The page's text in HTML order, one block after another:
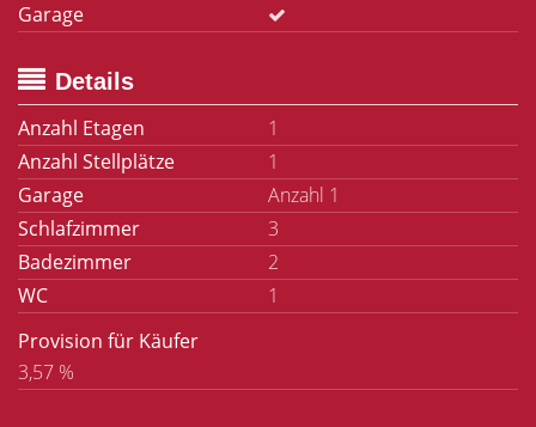
Garage
Details
Anzahl Etagen
1
Anzahl Stellplätze
1
Garage
Anzahl 1
Schlafzimmer
3
Badezimmer
2
WC
1
Provision für Käufer
3,57 %